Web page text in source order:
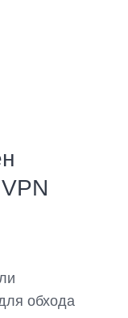
обхода